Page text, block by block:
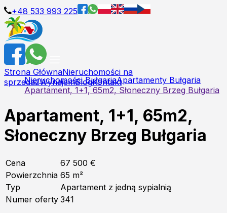
+48 533 993 225
Strona GłównaNieruchomości na
sprzedażWynajemBlogKontakt
Nieruchomości BułgariaApartamenty Bułgaria
Apartament, 1+1, 65m2, Słoneczny Brzeg Bułgaria
Apartament, 1+1, 65m2,
Słoneczny Brzeg Bułgaria
Cena
67 500 €
Powierzchnia 65 m²
Typ
Apartament z jedną sypialnią
Numer oferty 341